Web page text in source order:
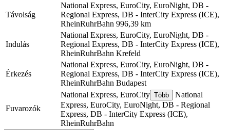
Távolság
National Express, EuroCity, EuroNight, DB -
Regional Express, DB - InterCity Express (ICE),
RheinRuhrBahn 996,39 km
Indulás
National Express, EuroCity, EuroNight, DB -
Regional Express, DB - InterCity Express (ICE),
RheinRuhrBahn Krefeld
Érkezés
National Express, EuroCity, EuroNight, DB -
Regional Express, DB - InterCity Express (ICE),
RheinRuhrBahn Budapest
Fuvarozók
National Express, EuroCity Több
National
Express, EuroCity, EuroNight, DB - Regional
Express, DB - InterCity Express (ICE),
RheinRuhrBahn